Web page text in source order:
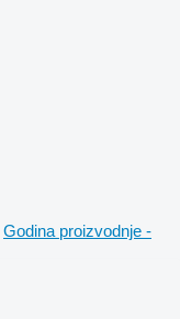
Godina proizvodnje -